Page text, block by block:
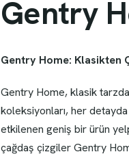
Gentry H
Gentry Home: Klasikten
Gentry Home, klasik
koleksiyonları, her
etkilenen geniş bir ürün
çağdaş çizgiler Gentry